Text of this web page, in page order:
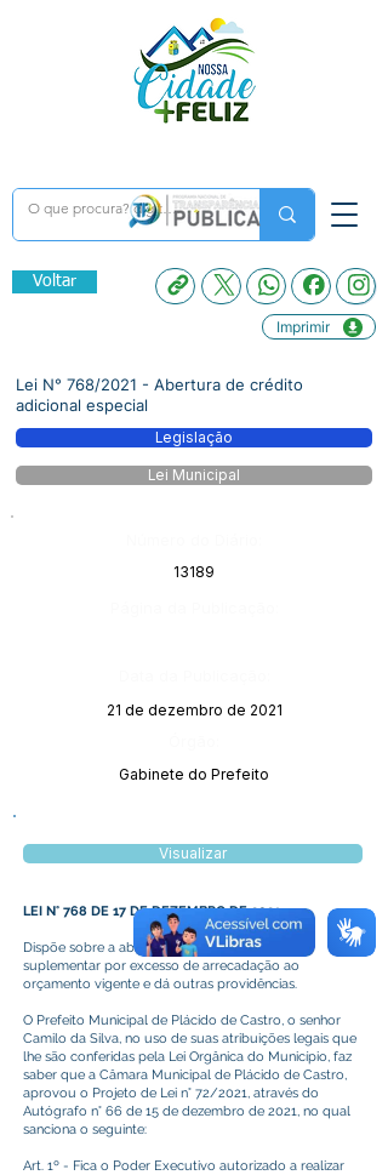
Voltar
Imprimir
Lei N° 768/2021 - Abertura de crédito
adicional especial
Legislação
Lei Municipal
13189
21 de dezembro de 2021
Gabinete do Prefeito
Visualizar
LEI N° 768 DE 17 DE DEZEMBRO DE 2021
Dispõe sobre a abertura de crédito adicional
suplementar por excesso de arrecadação ao
orçamento vigente e dá outras providências.
O Prefeito Municipal de Plácido de Castro, o senhor
Camilo da Silva, no uso de suas atribuições legais que
lhe são conferidas pela Lei Orgânica do Município, faz
saber que a Câmara Municipal de Plácido de Castro,
aprovou o Projeto de Lei n° 72/2021, através do
Autógrafo n° 66 de 15 de dezembro de 2021, no qual
sanciona o seguinte:
Art. 1º - Fica o Poder Executivo autorizado a realizar